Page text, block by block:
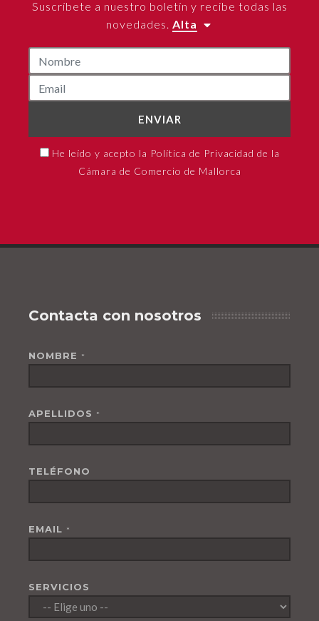
Suscríbete a nuestro boletín y recibe todas las
novedades. Alta
ENVIAR
He leído y acepto la Política de Privacidad de la
Cámara de Comercio de Mallorca
Contacta con nosotros
NOMBRE *
APELLIDOS *
TELÉFONO
EMAIL *
SERVICIOS